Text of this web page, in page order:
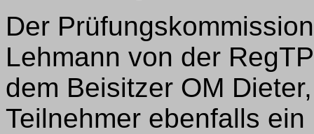
Der
Lehmann von der
dem Beisitzer OM
Teilnehmer ebenfalls